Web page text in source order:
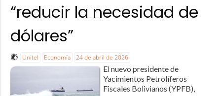
“reducir la necesidad de
dólares”
Unitel Economía 24 de abril de 2026
El nuevo presidente de
Yacimientos Petrolíferos
Fiscales Bolivianos (YPFB),